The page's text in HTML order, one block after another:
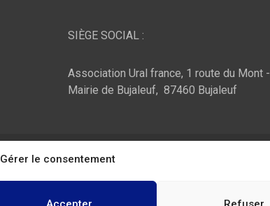
Gérer le consentement
SIÈGE SOCIAL :
Association Ural france, 1 route du Mont -
Mairie de Bujaleuf, 87460 Bujaleuf
Fièrement propulsé par :